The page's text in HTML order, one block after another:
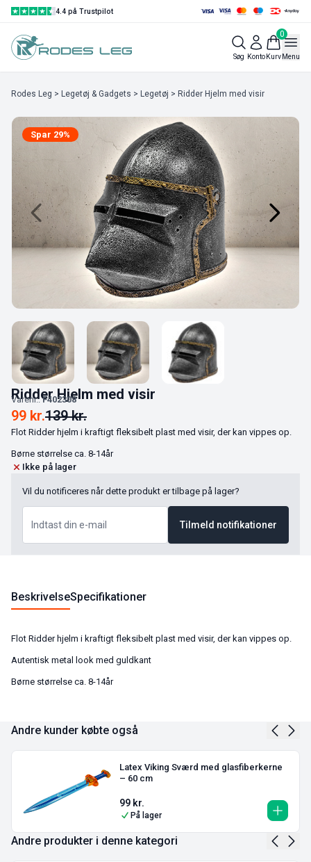
4.4 på Trustpilot
Søg Konto
0
KurvMenu
Rodes Leg > Legetøj & Gadgets > Legetøj > Ridder Hjelm med visir
Spar 29%
Ridder Hjelm med visir
Varenr.:F402308
139kr.
99 kr.
Flot Ridder hjelm i kraftigt fleksibelt plast med visir, der kan vippes op.
Børne størrelse ca. 8-14år
Ikke på lager
Vil du notificeres når dette produkt er tilbage på lager?
Tilmeld notifikationer
BeskrivelseSpecifikationer
Flot Ridder hjelm i kraftigt fleksibelt plast med visir, der kan vippes op.
Autentisk metal look med guldkant
Børne størrelse ca. 8-14år
Andre kunder købte også
Latex Viking Sværd med glasfiberkerne
– 60 cm
99 kr.
På lager
Andre produkter i denne kategori